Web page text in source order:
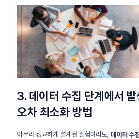
3. 데이터 수집 단계에서
오차 최소화 방법
아무리 정교하게 설계된 실험이라도, 데이터 수